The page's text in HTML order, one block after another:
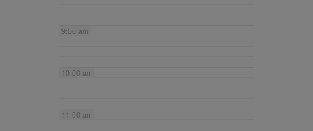
9:00 am
10:00 am
11:00 am